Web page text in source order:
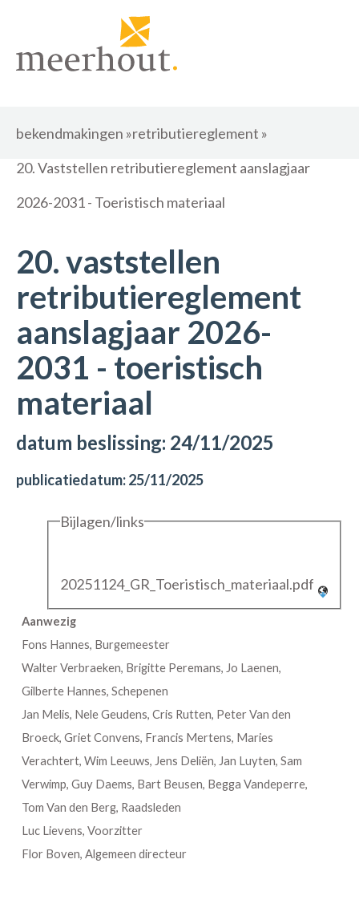
bekendmakingen »retributiereglement »
20. Vaststellen retributiereglement aanslagjaar
2026-2031 - Toeristisch materiaal
20. vaststellen
retributiereglement
aanslagjaar 2026-
2031 - toeristisch
materiaal
datum beslissing: 24/11/2025
publicatiedatum: 25/11/2025
Bijlagen/links
20251124_GR_Toeristisch_materiaal.pdf
Aanwezig
Fons Hannes, Burgemeester
Walter Verbraeken, Brigitte Peremans, Jo Laenen,
Gilberte Hannes, Schepenen
Jan Melis, Nele Geudens, Cris Rutten, Peter Van den
Broeck, Griet Convens, Francis Mertens, Maries
Verachtert, Wim Leeuws, Jens Deliën, Jan Luyten, Sam
Verwimp, Guy Daems, Bart Beusen, Begga Vandeperre,
Tom Van den Berg, Raadsleden
Luc Lievens, Voorzitter
Flor Boven, Algemeen directeur